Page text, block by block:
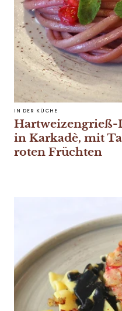
IN DER KÜCHE
in Karkadè, mit
roten Früchten